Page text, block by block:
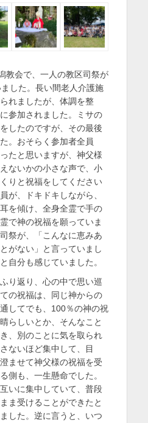
教会で、一人の教区司祭が
した。長い間老人介護施
れましたが、体調を整
参加されました。ミサの
したのですが、その最後
。おそらく参加者全員
たと思いますが、神父様
ないかの小さな声で、小
りと祝福をしてください
が、ドキドキしながら、
を傾け、全身全霊で手の
で神の祝福を願っていま
祭が、「こんなに恵みあ
がない」と言っていまし
自分も感じていました。
り返り、心の中で思い巡
の祝福は、同じ神からの
してでも、100％の神の祝
らしいとか、そんなこと
、別のことに気を取られ
ないほど集中して、目
ませて神父様の祝福を受
側も、一生懸命でした。
いに集中していて、普段
ま受けることができたと
した。逆に言うと、いつ